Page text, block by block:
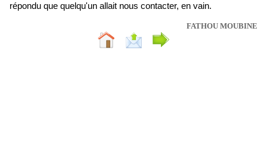
répondu que quelqu'un allait nous contacter, en vain.
FATHOU MOUBINE